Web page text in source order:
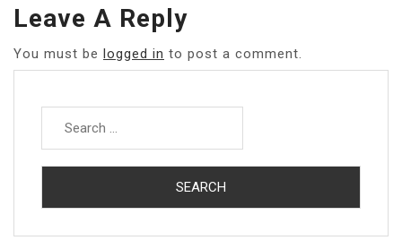
Leave A Reply
You must be logged in to post a comment.
Search